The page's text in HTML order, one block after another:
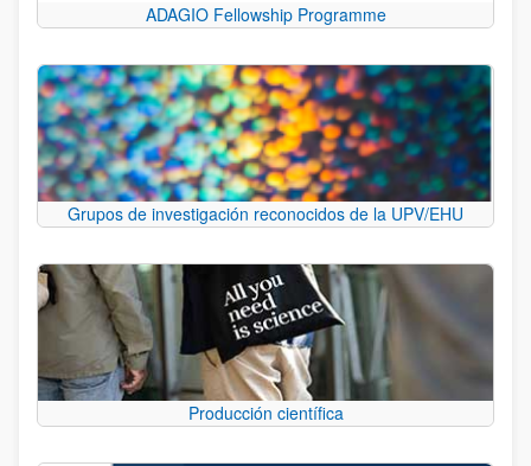
ADAGIO Fellowship Programme
Grupos de investigación reconocidos de la UPV/EHU
Producción científica